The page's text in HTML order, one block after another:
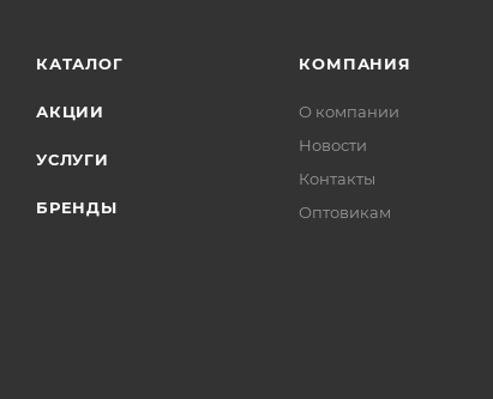
КАТАЛОГ
АКЦИИ
УСЛУГИ
БРЕНДЫ
КОМПАНИЯ
О компании
Новости
Контакты
Оптовикам